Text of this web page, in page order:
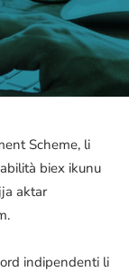
Scheme, li
biex ikunu
aktar
indipendenti li